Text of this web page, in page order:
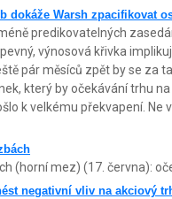
dokáže Warsh zpacifikovat
predikovatelných
výnosová křivka
pár měsíců zpět by se za
který by očekávání trhu
k velkému překvapení. Ne
(horní mez) (17. června):
negativní vliv na akciový